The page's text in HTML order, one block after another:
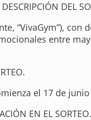
DEL
“VivaGym”),
entre
el 17 de
EN EL SORTEO.